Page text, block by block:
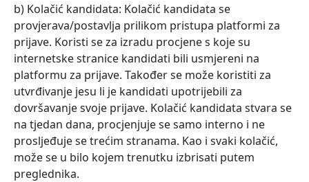
b) Kolačić kandidata: Kolačić kandidata se
provjerava/postavlja prilikom pristupa platformi za
prijave. Koristi se za izradu procjene s koje su
internetske stranice kandidati bili usmjereni na
platformu za prijave. Također se može koristiti za
utvrđivanje jesu li je kandidati upotrijebili za
dovršavanje svoje prijave. Kolačić kandidata stvara se
na tjedan dana, procjenjuje se samo interno i ne
prosljeđuje se trećim stranama. Kao i svaki kolačić,
može se u bilo kojem trenutku izbrisati putem
preglednika.